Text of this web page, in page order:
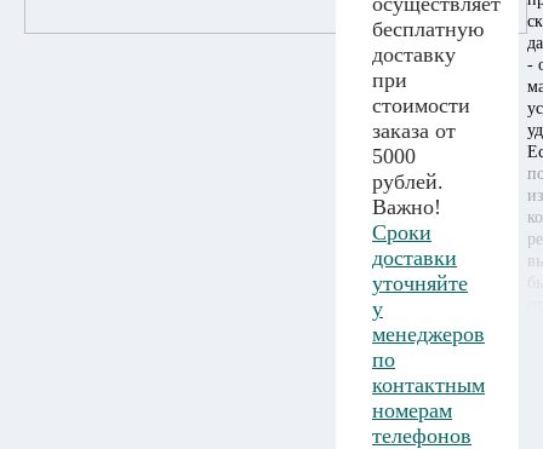
-
бесплатную
доставку
при
стоимости
заказа от
5000
рублей.
Важно!
Сроки
доставки
уточняйте
у
менеджеров
по
контактным
номерам
телефонов